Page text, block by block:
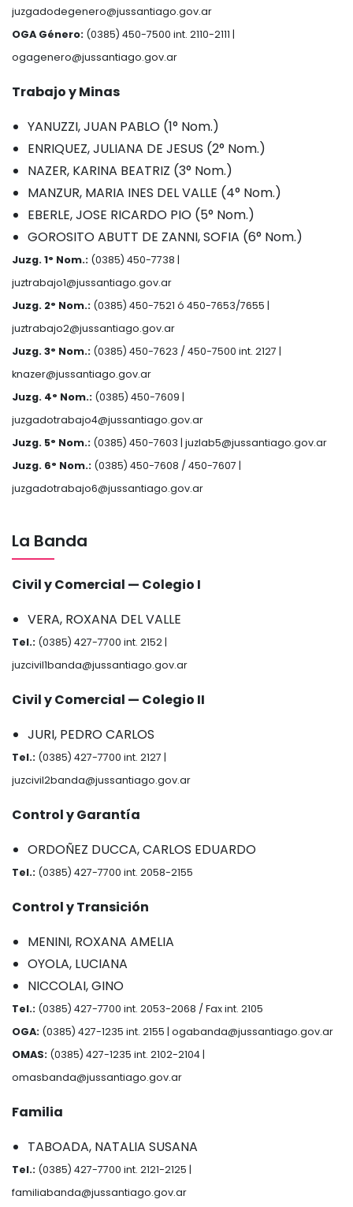
juzgadodegenero@jussantiago.gov.ar
OGA Género: (0385) 450-7500 int. 2110-2111 |
ogagenero@jussantiago.gov.ar
Trabajo y Minas
YANUZZI, JUAN PABLO (1° Nom.)
ENRIQUEZ, JULIANA DE JESUS (2° Nom.)
NAZER, KARINA BEATRIZ (3° Nom.)
MANZUR, MARIA INES DEL VALLE (4° Nom.)
EBERLE, JOSE RICARDO PIO (5° Nom.)
GOROSITO ABUTT DE ZANNI, SOFIA (6° Nom.)
Juzg. 1° Nom.: (0385) 450-7738 |
juztrabajo1@jussantiago.gov.ar
Juzg. 2° Nom.: (0385) 450-7521 ó 450-7653/7655 |
juztrabajo2@jussantiago.gov.ar
Juzg. 3° Nom.: (0385) 450-7623 / 450-7500 int. 2127 |
knazer@jussantiago.gov.ar
Juzg. 4° Nom.: (0385) 450-7609 |
juzgadotrabajo4@jussantiago.gov.ar
Juzg. 5° Nom.: (0385) 450-7603 | juzlab5@jussantiago.gov.ar
Juzg. 6° Nom.: (0385) 450-7608 / 450-7607 |
juzgadotrabajo6@jussantiago.gov.ar
La Banda
Civil y Comercial — Colegio I
VERA, ROXANA DEL VALLE
Tel.: (0385) 427-7700 int. 2152 |
juzcivil1banda@jussantiago.gov.ar
Civil y Comercial — Colegio II
JURI, PEDRO CARLOS
Tel.: (0385) 427-7700 int. 2127 |
juzcivil2banda@jussantiago.gov.ar
Control y Garantía
ORDOÑEZ DUCCA, CARLOS EDUARDO
Tel.: (0385) 427-7700 int. 2058-2155
Control y Transición
MENINI, ROXANA AMELIA
OYOLA, LUCIANA
NICCOLAI, GINO
Tel.: (0385) 427-7700 int. 2053-2068 / Fax int. 2105
OGA: (0385) 427-1235 int. 2155 | ogabanda@jussantiago.gov.ar
OMAS: (0385) 427-1235 int. 2102-2104 |
omasbanda@jussantiago.gov.ar
Familia
TABOADA, NATALIA SUSANA
Tel.: (0385) 427-7700 int. 2121-2125 |
familiabanda@jussantiago.gov.ar